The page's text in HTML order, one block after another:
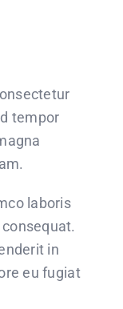
tempor
laboris
in
eu fugiat